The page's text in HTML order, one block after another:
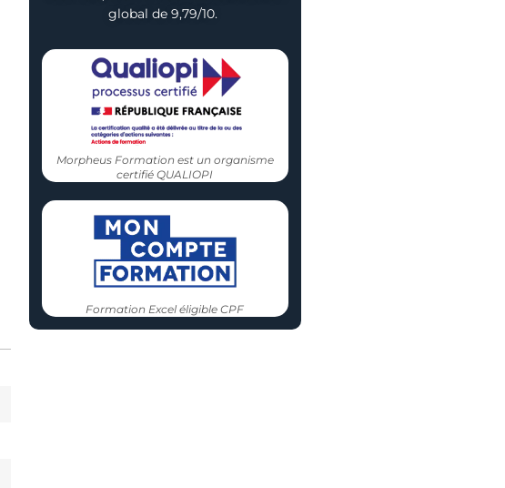
global de 9,79/10.
Morpheus Formation est un organisme
certifié QUALIOPI
Formation Excel éligible CPF